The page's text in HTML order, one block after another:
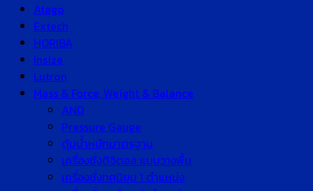
Atago
Extech
HORIBA
Insize
Lutron
Mass & Force, Weight & Balance
AND
Pressure Gauge
ตุ้มน้ำหนักมาตรฐาน
เครื่องชั่งดิจิตอล แบบวางพื้น
เครื่องชั่งทศนิยม 1 ตำแหน่ง